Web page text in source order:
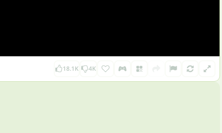
18.1K 4K